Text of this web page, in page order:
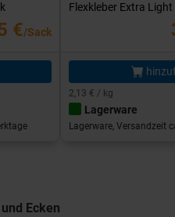
€/Sack
Flexkleber Extra Light
2,13 € / kg
Lagerware
Lagerware, Versandzeit
Ecken